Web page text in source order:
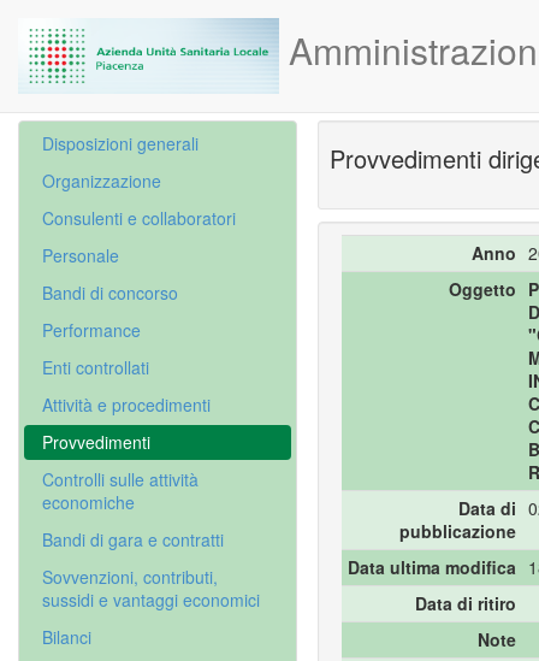
Disposizioni generali
Organizzazione
Consulenti e collaboratori
Personale
Bandi di concorso
Performance
Enti controllati
Attività e procedimenti
Provvedimenti
Controlli sulle attività
economiche
Bandi di gara e contratti
Sovvenzioni, contributi,
sussidi e vantaggi economici
Bilanci
Provvedimenti
Anno
Oggetto
Data di
pubblicazione
Data ultima modifica
Data di ritiro
Note